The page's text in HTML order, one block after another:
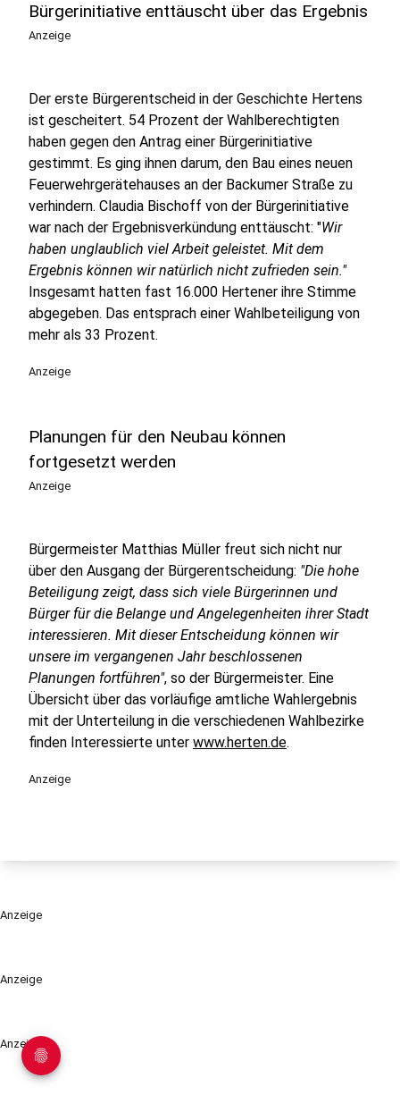
Anzeige
Anzeige
Bürgerinitiative enttäuscht über das Ergebnis
Anzeige
Der erste Bürgerentscheid in der Geschichte Hertens
ist gescheitert. 54 Prozent der Wahlberechtigten
haben gegen den Antrag einer Bürgerinitiative
gestimmt. Es ging ihnen darum, den Bau eines neuen
Feuerwehrgerätehauses an der Backumer Straße zu
verhindern. Claudia Bischoff von der Bürgerinitiative
war nach der Ergebnisverkündung enttäuscht: "Wir
haben unglaublich viel Arbeit geleistet. Mit dem
Ergebnis können wir natürlich nicht zufrieden sein."
Insgesamt hatten fast 16.000 Hertener ihre Stimme
abgegeben. Das entsprach einer Wahlbeteiligung von
mehr als 33 Prozent.
Anzeige
Planungen für den Neubau können
fortgesetzt werden
Anzeige
Bürgermeister Matthias Müller freut sich nicht nur
über den Ausgang der Bürgerentscheidung: "Die hohe
Beteiligung zeigt, dass sich viele Bürgerinnen und
Bürger für die Belange und Angelegenheiten ihrer Stadt
interessieren. Mit dieser Entscheidung können wir
unsere im vergangenen Jahr beschlossenen
Planungen fortführen", so der Bürgermeister. Eine
Übersicht über das vorläufige amtliche Wahlergebnis
mit der Unterteilung in die verschiedenen Wahlbezirke
finden Interessierte unter www.herten.de.
Anzeige
Anzeige